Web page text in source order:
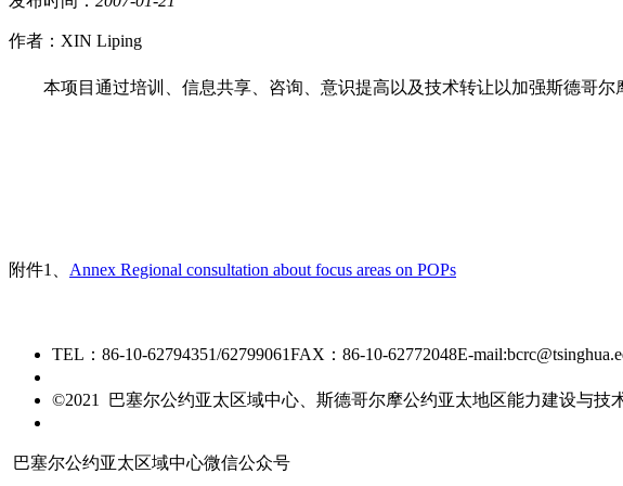
作者：XIN Liping
本项目通过培训、信息共享、咨询、意识提高以及技术转让以加强斯德哥
附件1、 Annex Regional consultation about focus areas on POPs
TEL：86-10-62794351/62799061FAX：86-10-62772048E-
©2021 巴塞尔公约亚太区域中心、斯德哥尔摩公约亚太地区能力建设与技
巴塞尔公约亚太区域中心微信公众号